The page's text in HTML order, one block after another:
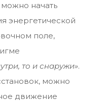
начать
энергетической
поле,
то и снаружи».
можно
движение